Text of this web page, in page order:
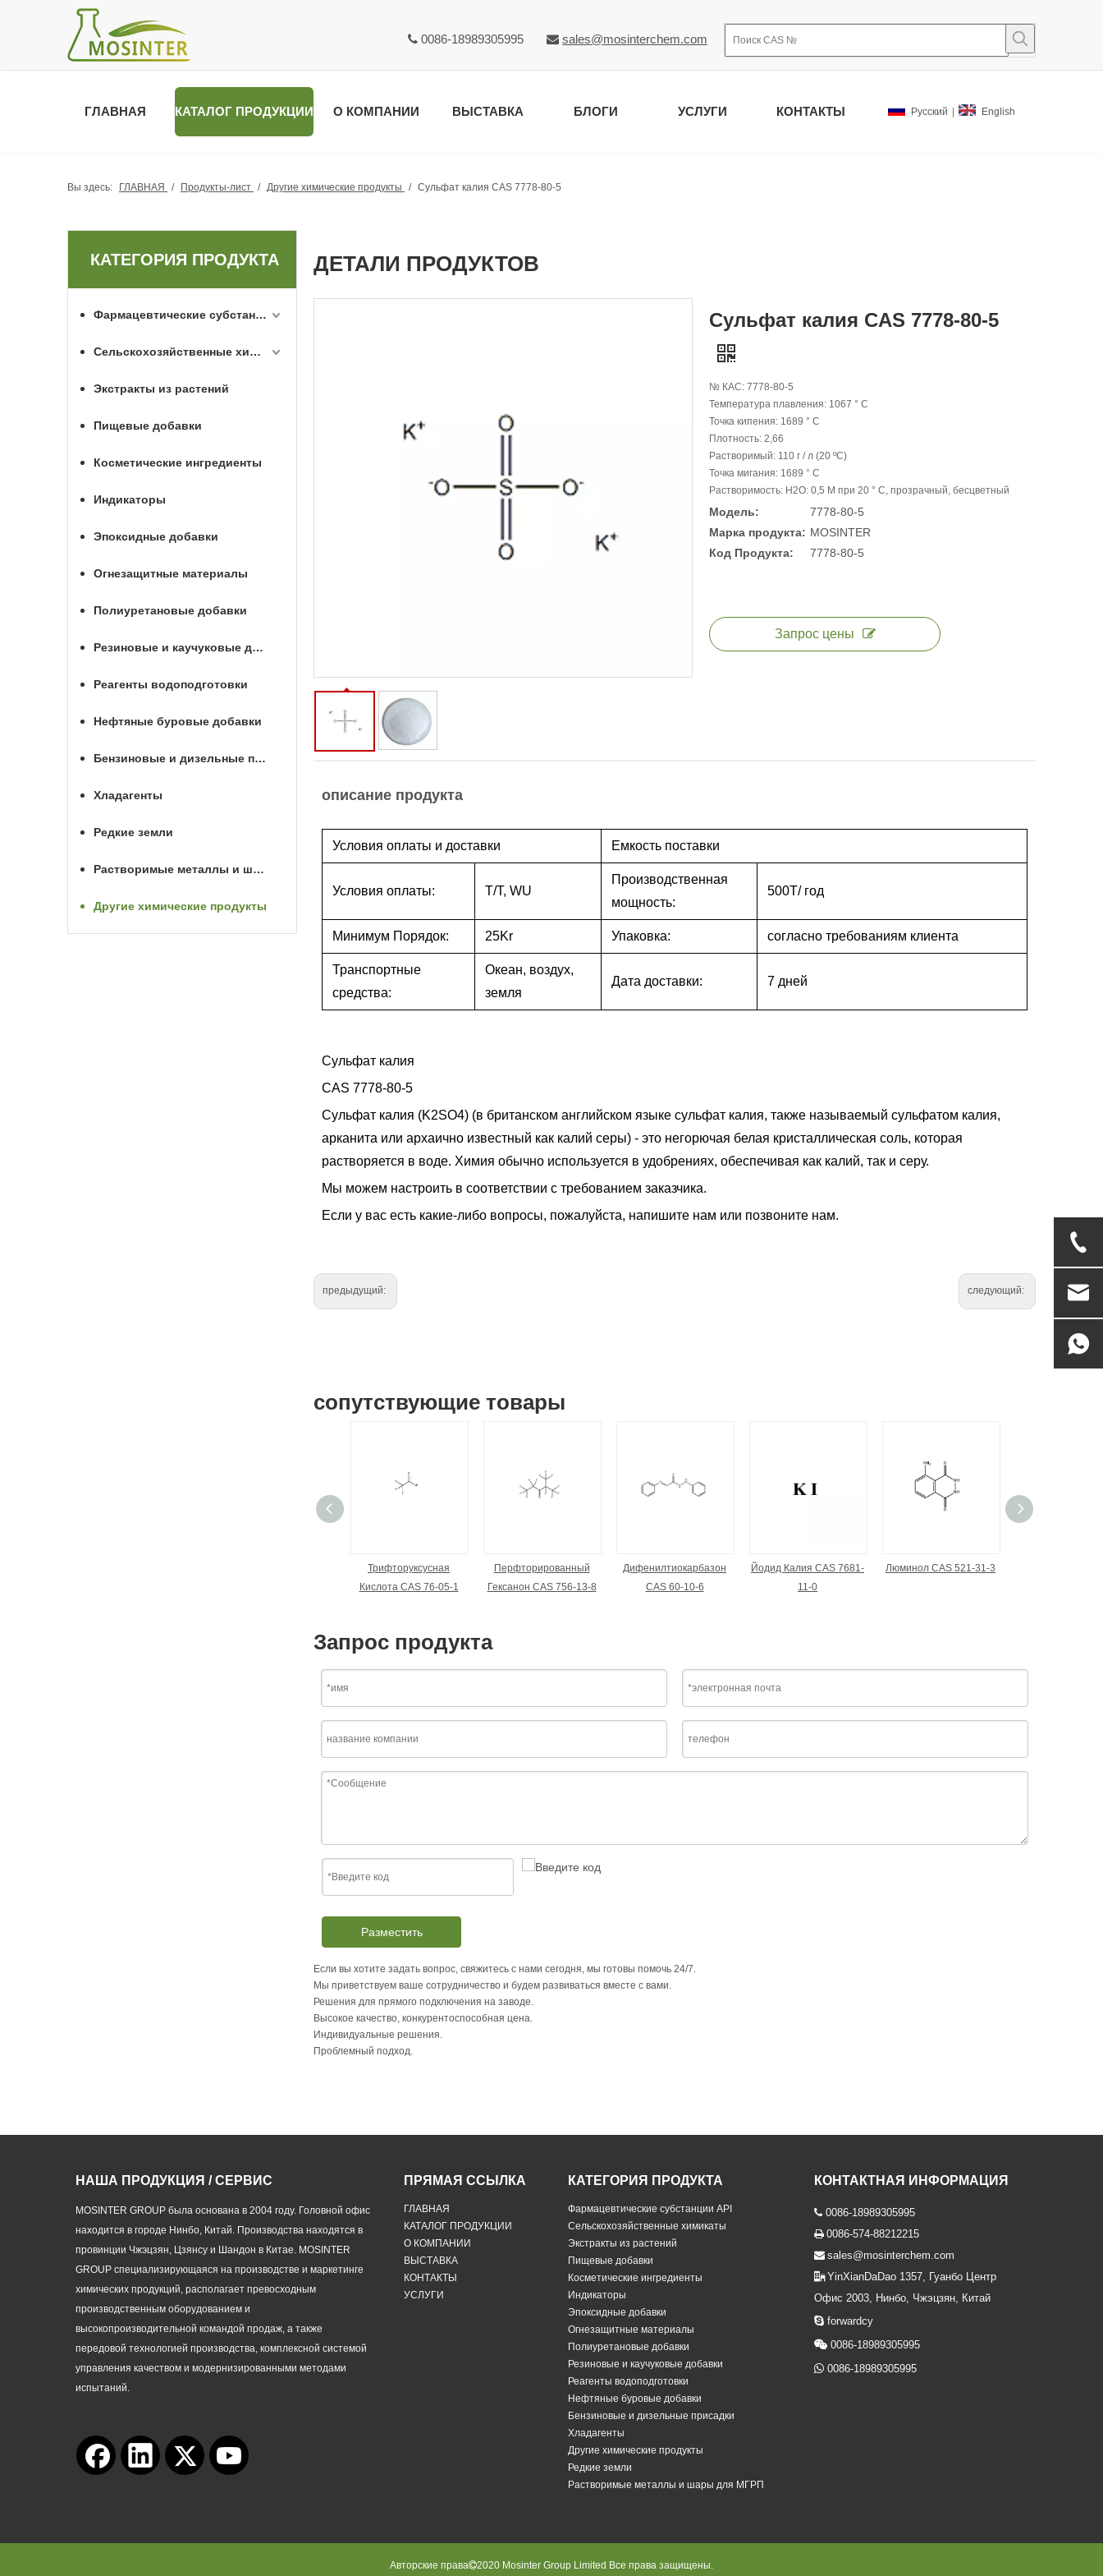
 0086-18989305995  sales@mosinterchem.com
ГЛАВНАЯ КАТАЛОГ ПРОДУКЦИИ О КОМПАНИИ ВЫСТАВКА БЛОГИ УСЛУГИ КОНТАКТЫ Pусский English
Вы здесь: ГЛАВНАЯ / Продукты-лист / Другие химические продукты / Сульфат калия CAS 7778-80-5
КАТЕГОРИЯ ПРОДУКТА
Фармацевтические субстанции API
Сельскохозяйственные химикаты
Экстракты из растений
Пищевые добавки
Косметические ингредиенты
Индикаторы
Эпоксидные добавки
Огнезащитные материалы
Полиуретановые добавки
Резиновые и каучуковые добавки
Реагенты водоподготовки
Нефтяные буровые добавки
Бензиновые и дизельные присадки
Хладагенты
Редкие земли
Растворимые металлы и шары для МГРП
Другие химические продукты
ДЕТАЛИ ПРОДУКТОВ
Сульфат калия CAS 7778-80-5
№ КАС: 7778-80-5
Температура плавления: 1067 ° C
Точка кипения: 1689 ° C
Плотность: 2,66
Растворимый: 110 г / л (20 ºC)
Точка мигания: 1689 ° C
Растворимость: H2O: 0,5 М при 20 ° C, прозрачный, бесцветный
Модель:
7778-80-5
Марка продукта: MOSINTER
Код Продукта:
7778-80-5
Запрос цены
описание продукта
Условия оплаты и доставки Емкость поставки
Условия оплаты: T/T, WU
Производственная
мощность:
500T/ год
Минимум Порядок: 25Kr Упаковка: согласно требованиям клиента
Транспортные
средства:
Океан, воздух,
земля
Дата доставки: 7 дней
Сульфат калия
CAS 7778-80-5
Сульфат калия (K2SO4) (в британском английском языке сульфат калия, также называемый сульфатом калия,
арканита или архаично известный как калий серы) - это негорючая белая кристаллическая соль, которая
растворяется в воде. Химия обычно используется в удобрениях, обеспечивая как калий, так и серу.
Мы можем настроить в соответствии с требованием заказчика.
Если у вас есть какие-либо вопросы, пожалуйста, напишите нам или позвоните нам.
предыдущий: следующий:
сопутствующие товары
Трифторуксусная
Кислота CAS 76-05-1
Перфторированный
Гексанон CAS 756-13-8
Дифенилтиокарбазон
CAS 60-10-6
Йодид Калия CAS 7681-
11-0
Люминол CAS 521-31-3
Запрос продукта
Разместить
Если вы хотите задать вопрос, свяжитесь с нами сегодня, мы готовы помочь 24/7.
Мы приветствуем ваше сотрудничество и будем развиваться вместе с вами.
Решения для прямого подключения на заводе.
Высокое качество, конкурентоспособная цена.
Индивидуальные решения.
Проблемный подход.
НАША ПРОДУКЦИЯ / СЕРВИС
MOSINTER GROUP была основана в 2004 году. Головной офис
находится в городе Нинбо, Китай. Производства находятся в
провинции Чжэцзян, Цзянсу и Шандон в Китае. MOSINTER
GROUP специализирующаяся на производстве и маркетинге
химических продукций, располагает превосходным
производственным оборудованием и
высокопроизводительной командой продаж, а также
передовой технологией производства, комплексной системой
управления качеством и модернизированными методами
испытаний.
ПРЯМАЯ ССЫЛКА
ГЛАВНАЯ
КАТАЛОГ ПРОДУКЦИИ
О КОМПАНИИ
ВЫСТАВКА
КОНТАКТЫ
УСЛУГИ
КАТЕГОРИЯ ПРОДУКТА
Фармацевтические субстанции API
Сельскохозяйственные химикаты
Экстракты из растений
Пищевые добавки
Косметические ингредиенты
Индикаторы
Эпоксидные добавки
Огнезащитные материалы
Полиуретановые добавки
Резиновые и каучуковые добавки
Реагенты водоподготовки
Нефтяные буровые добавки
Бензиновые и дизельные присадки
Хладагенты
Другие химические продукты
Редкие земли
Растворимые металлы и шары для МГРП
КОНТАКТНАЯ ИНФОРМАЦИЯ
 0086-18989305995
 0086-574-88212215
 sales@mosinterchem.com
YinXianDaDao 1357, Гуанбо Центр
Офис 2003, Нинбо, Чжэцзян, Китай
 forwardcy
 0086-18989305995
 0086-18989305995
Авторские права2020 Mosinter Group Limited Все права защищены.